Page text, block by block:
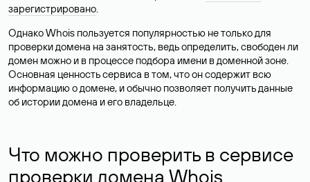
зарегистрировано.
Однако Whois пользуется популярностью не только для
проверки домена на занятость, ведь определить, свободен ли
домен можно и в процессе подбора имени в доменной зоне.
Основная ценность сервиса в том, что он содержит всю
информацию о домене, и обычно позволяет получить данные
об истории домена и его владельце.
Что можно проверить в сервисе
проверки домена Whois